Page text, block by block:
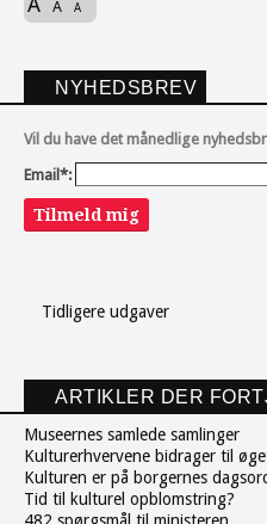
A A
NYHEDSBREV
Vil du have det månedlige
Email*:
Tilmeld mig
Tidligere udgaver
ARTIKLER DER
Museernes samlede samlinger
Kulturerhvervene bidrager til
Kulturen er på borgernes
Tid til kulturel opblomstring?
482 spørgsmål til ministeren